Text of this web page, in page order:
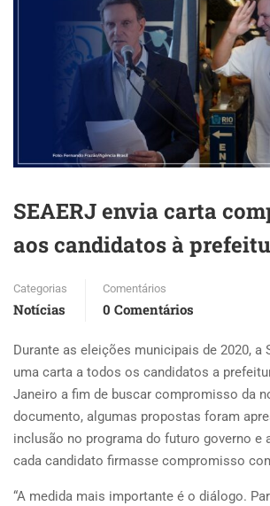
SEAERJ envia carta
aos candidatos à
Categorias
Notícias
Comentários
0 Comentários
Durante as eleições municipais de 2020, a
uma carta a todos os candidatos a
Janeiro a fim de buscar compromisso da
documento, algumas propostas foram
inclusão no programa do futuro governo e
cada candidato firmasse compromisso
“A medida mais importante é o diálogo.